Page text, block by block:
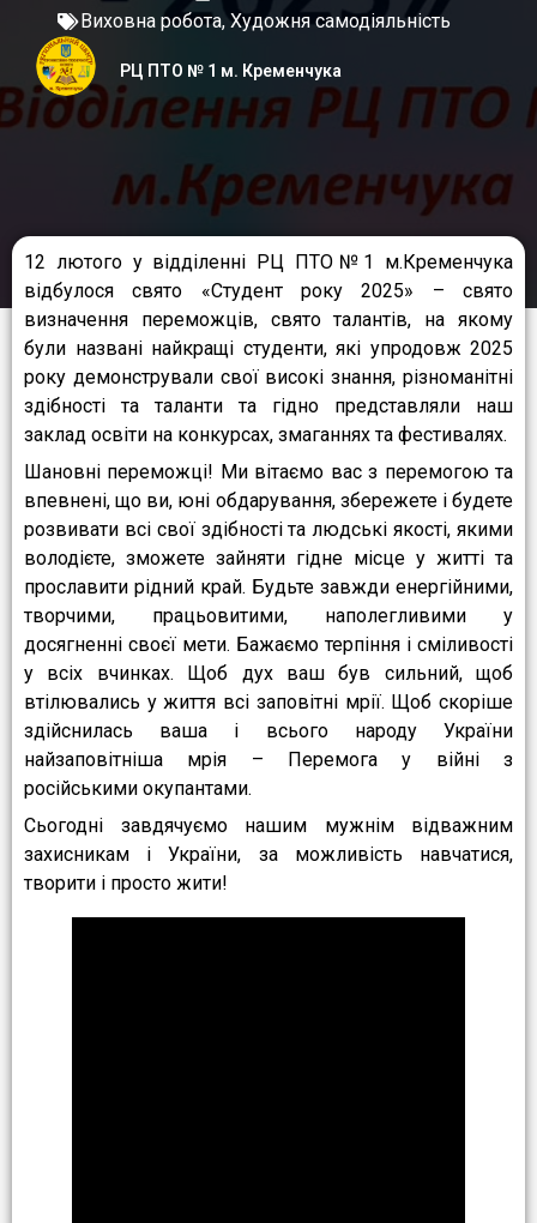
Виховна робота,Художня самодіяльність
РЦ ПТО № 1 м. Кременчука
12 лютого у відділенні РЦ ПТО№1 м.Кременчука
відбулося свято «Студент року 2025» – свято
визначення переможців, свято талантів, на якому
були названі найкращі студенти, які упродовж 2025
року демонстрували свої високі знання, різноманітні
здібності та таланти та гідно представляли наш
заклад освіти на конкурсах, змаганнях та фестивалях.
Шановні переможці! Ми вітаємо вас з перемогою та
впевнені, що ви, юні обдарування, збережете і будете
розвивати всі свої здібності та людські якості, якими
володієте, зможете зайняти гідне місце у житті та
прославити рідний край. Будьте завжди енергійними,
творчими, працьовитими, наполегливими у
досягненні своєї мети. Бажаємо терпіння і сміливості
у всіх вчинках. Щоб дух ваш був сильний, щоб
втілювались у життя всі заповітні мрії. Щоб скоріше
здійснилась ваша і всього народу України
найзаповітніша мрія – Перемога у війні з
російськими окупантами.
Сьогодні завдячуємо нашим мужнім відважним
захисникам і України, за можливість навчатися,
творити і просто жити!